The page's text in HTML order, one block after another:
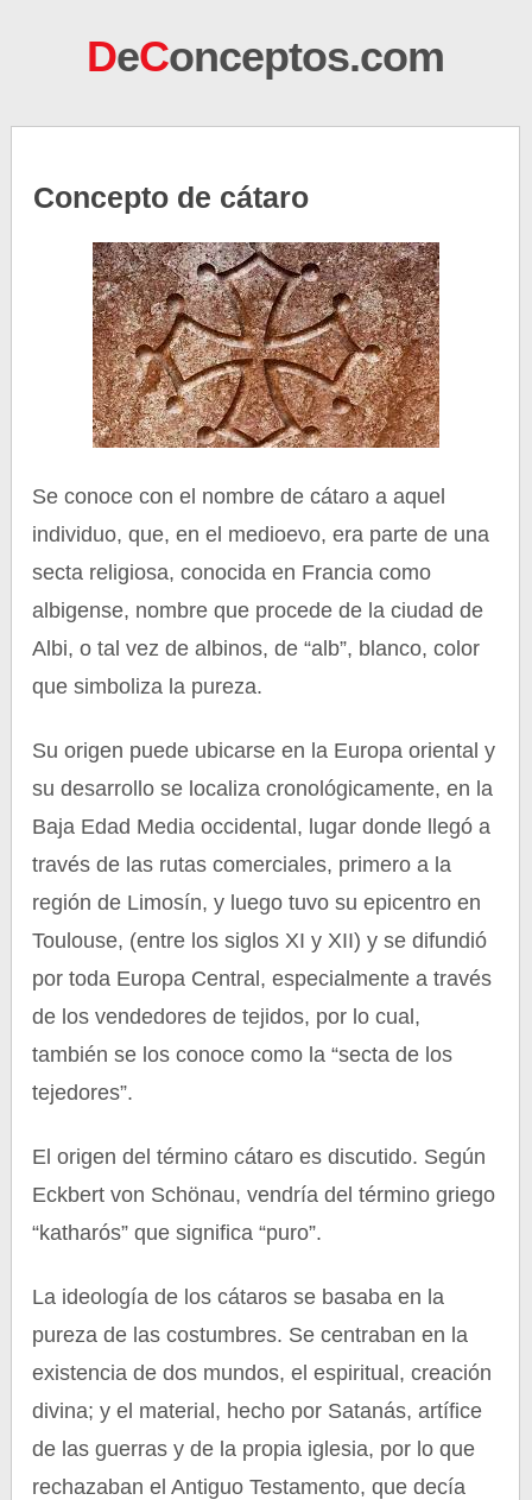
DeConceptos.com
Concepto de cátaro
Se conoce con el nombre de cátaro a aquel
individuo, que, en el medioevo, era parte de una
secta religiosa, conocida en Francia como
albigense, nombre que procede de la ciudad de
Albi, o tal vez de albinos, de “alb”, blanco, color
que simboliza la pureza.
Su origen puede ubicarse en la Europa oriental y
su desarrollo se localiza cronológicamente, en la
Baja Edad Media occidental, lugar donde llegó a
través de las rutas comerciales, primero a la
región de Limosín, y luego tuvo su epicentro en
Toulouse, (entre los siglos XI y XII) y se difundió
por toda Europa Central, especialmente a través
de los vendedores de tejidos, por lo cual,
también se los conoce como la “secta de los
tejedores”.
El origen del término cátaro es discutido. Según
Eckbert von Schönau, vendría del término griego
“katharós” que significa “puro”.
La ideología de los cátaros se basaba en la
pureza de las costumbres. Se centraban en la
existencia de dos mundos, el espiritual, creación
divina; y el material, hecho por Satanás, artífice
de las guerras y de la propia iglesia, por lo que
rechazaban el Antiguo Testamento, que decía